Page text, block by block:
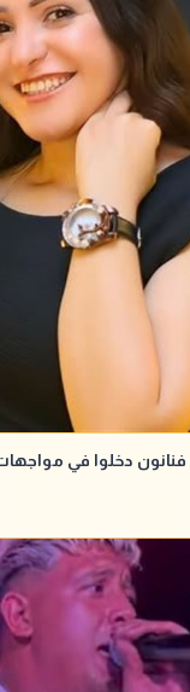
فنانون دخلوا في